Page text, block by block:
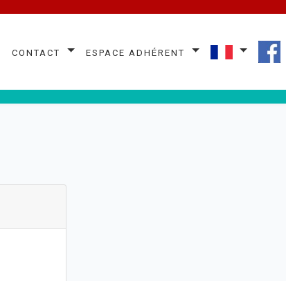
Contact Espace Adhérent